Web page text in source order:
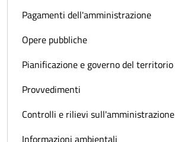
Pagamenti dell'amministrazione
Opere pubbliche
Pianificazione e governo del territorio
Provvedimenti
Controlli e rilievi sull'amministrazione
Informazioni ambientali